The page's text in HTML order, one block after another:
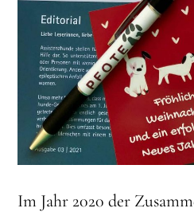
Im Jahr 2020 der